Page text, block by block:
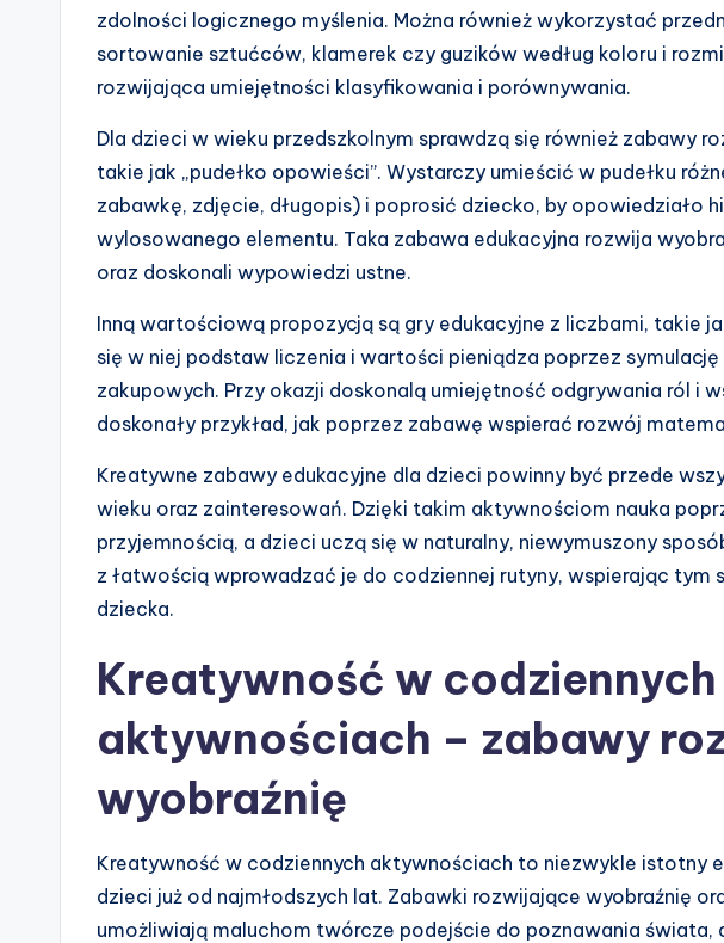
zdolności logicznego myślenia. Można również wykorzystać
sortowanie sztućców, klamerek czy guzików według koloru i
rozwijająca umiejętności klasyfikowania i porównywania.
Dla dzieci w wieku przedszkolnym sprawdzą się również zabawy
takie jak „pudełko opowieści”. Wystarczy umieścić w pudełku
zabawkę, zdjęcie, długopis) i poprosić dziecko, by opowiedziało
wylosowanego elementu. Taka zabawa edukacyjna rozwija
oraz doskonali wypowiedzi ustne.
Inną wartościową propozycją są gry edukacyjne z liczbami, takie
się w niej podstaw liczenia i wartości pieniądza poprzez
zakupowych. Przy okazji doskonalą umiejętność odgrywania ról i
doskonały przykład, jak poprzez zabawę wspierać rozwój
Kreatywne zabawy edukacyjne dla dzieci powinny być przede
wieku oraz zainteresowań. Dzięki takim aktywnościom nauka
przyjemnością, a dzieci uczą się w naturalny, niewymuszony
z łatwością wprowadzać je do codziennej rutyny, wspierając tym
dziecka.
Kreatywność w codziennych
aktywnościach – zabawy
wyobraźnię
Kreatywność w codziennych aktywnościach to niezwykle istotny
dzieci już od najmłodszych lat. Zabawki rozwijające wyobraźnię
umożliwiają maluchom twórcze podejście do poznawania świata,